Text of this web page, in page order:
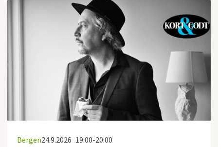
Bergen24.9.2026 19:00-20:00